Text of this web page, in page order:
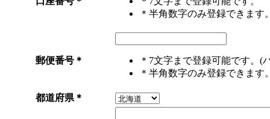
＊半角数字のみ登録できます
郵便番号 ＊
＊7文字まで登録可能です。(
＊半角数字のみ登録できます
都道府県 ＊